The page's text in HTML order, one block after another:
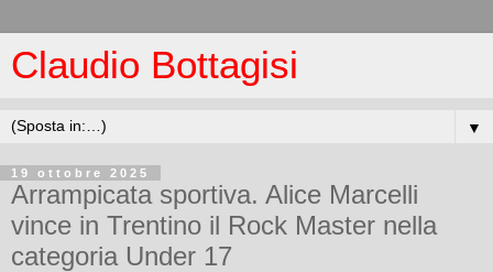
Claudio Bottagisi
▼
19 ottobre 2025
Arrampicata sportiva. Alice Marcelli
vince in Trentino il Rock Master nella
categoria Under 17